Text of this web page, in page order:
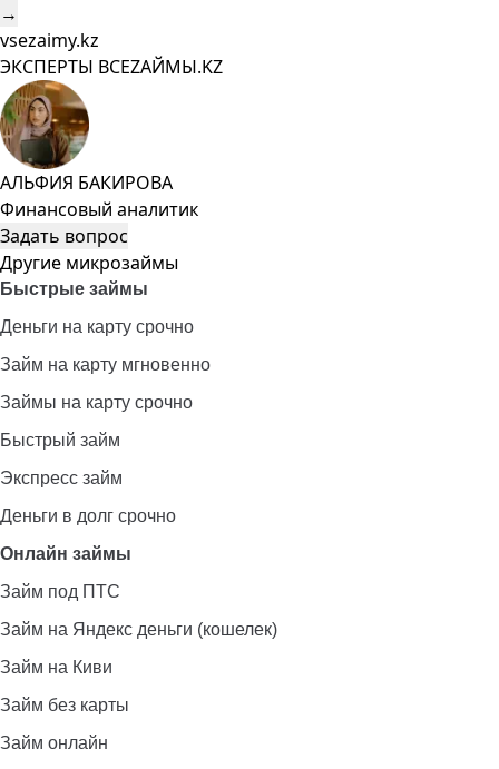
→
vsezaimy.kz
ЭКСПЕРТЫ ВСЕZAЙМЫ.KZ
АЛЬФИЯ БАКИРОВА
Финансовый аналитик
Задать вопрос
Другие микрозаймы
Быстрые займы
Деньги на карту срочно
Займ на карту мгновенно
Займы на карту срочно
Быстрый займ
Экспресс займ
Деньги в долг срочно
Онлайн займы
Займ под ПТС
Займ на Яндекс деньги (кошелек)
Займ на Киви
Займ без карты
Займ онлайн